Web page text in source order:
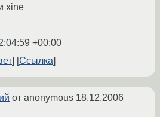
xine
+00:00
Ссылка
от anonymous 18.12.2006